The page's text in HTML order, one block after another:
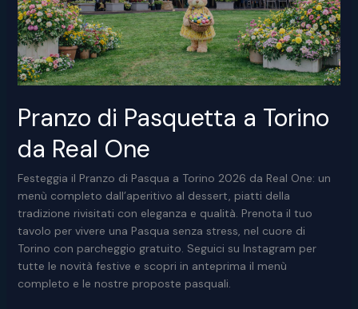
Pranzo di Pasquetta a Torino
da Real One
Festeggia il Pranzo di Pasqua a Torino 2026 da Real One: un
menù completo dall’aperitivo al dessert, piatti della
tradizione rivisitati con eleganza e qualità. Prenota il tuo
tavolo per vivere una Pasqua senza stress, nel cuore di
Torino con parcheggio gratuito. Seguici su Instagram per
tutte le novità festive e scopri in anteprima il menù
completo e le nostre proposte pasquali.